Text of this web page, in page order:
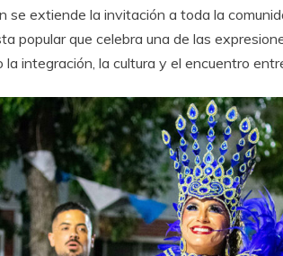
se extiende la invitación a toda la
popular que celebra una de las
la integración, la cultura y el encuentro